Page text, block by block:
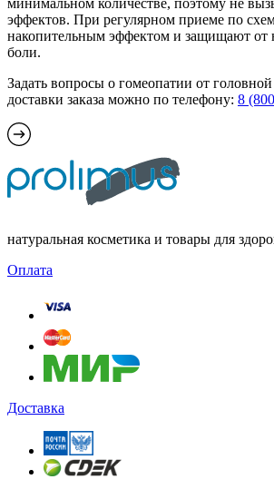
минимальном количестве, поэтому не
эффектов. При регулярном приеме по
накопительным эффектом и защищают от
боли.
Задать вопросы о гомеопатии от
доставки заказа можно по телефону: 8
натуральная косметика и товары для
Оплата
Доставка